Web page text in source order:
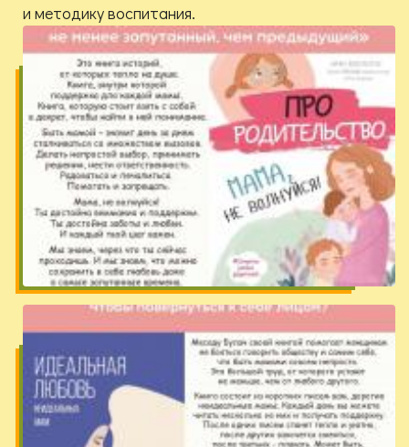
и методику воспитания.